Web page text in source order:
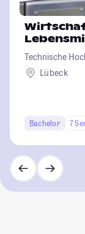
Technische
Lübeck
Bachelor 7